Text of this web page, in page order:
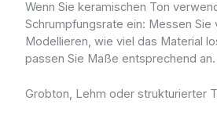
Wenn Sie keramischen Ton
Schrumpfungsrate ein: Messen Sie
Modellieren, wie viel das Material
passen Sie Maße entsprechend an.
Grobton, Lehm oder strukturierter